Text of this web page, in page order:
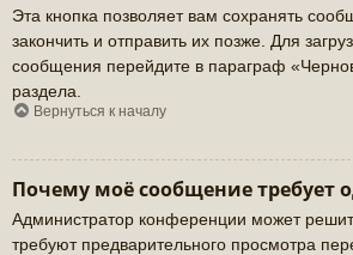
Эта кнопка позволяет вам сохранять
закончить и отправить их позже. Для
сообщения перейдите в параграф
раздела.
Вернуться к началу
Почему моё сообщение требует
Администратор конференции может
требуют предварительного просмотра